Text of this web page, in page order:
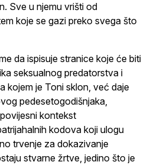
Sve u njemu vrišti od
koje se gazi preko svega što
da ispisuje stranice koje će biti
seksualnog predatorstva i
kojem je Toni sklon, već daje
pedesetogodišnjaka,
kontekst
kodova koji ulogu
trvenje za dokazivanje
stvarne žrtve, jedino što je